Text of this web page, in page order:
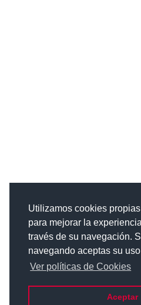
Utilizamos cookies
para mejorar la
través de su navegación.
navegando aceptas su
Ver políticas de Cookies
Aceptar